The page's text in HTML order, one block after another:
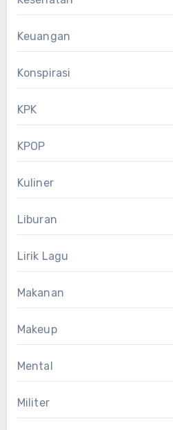
Keuangan
Konspirasi
KPK
KPOP
Kuliner
Liburan
Lirik Lagu
Makanan
Makeup
Mental
Militer